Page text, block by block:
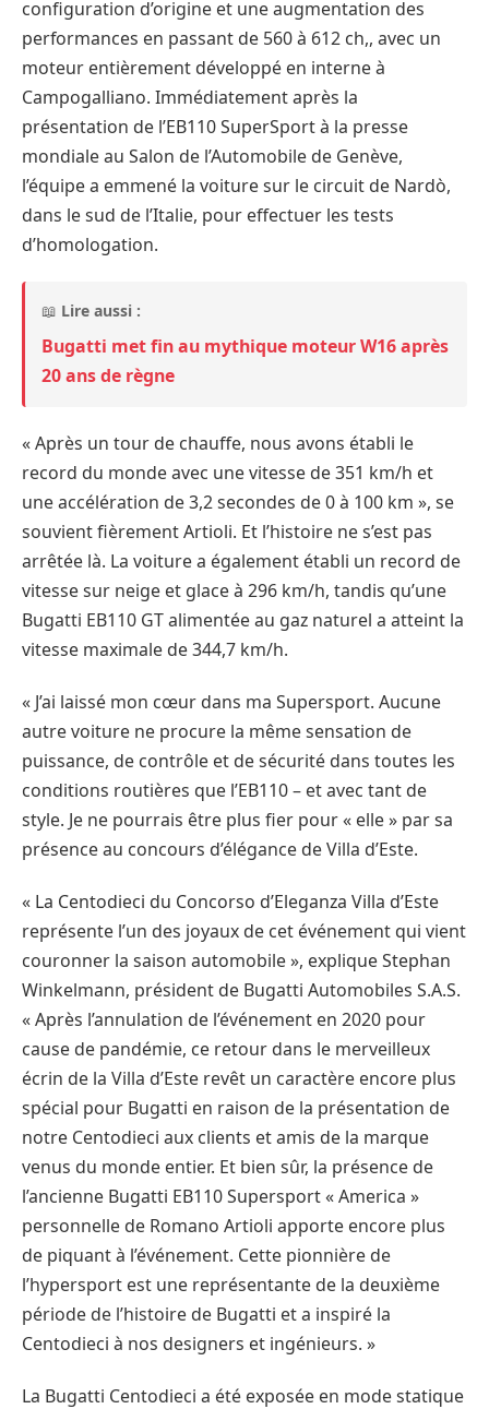
configuration d’origine et une augmentation des
performances en passant de 560 à 612 ch,, avec un
moteur entièrement développé en interne à
Campogalliano. Immédiatement après la
présentation de l’EB110 SuperSport à la presse
mondiale au Salon de l’Automobile de Genève,
l’équipe a emmené la voiture sur le circuit de Nardò,
dans le sud de l’Italie, pour effectuer les tests
d’homologation.
📖 Lire aussi :
Bugatti met fin au mythique moteur W16 après
20 ans de règne
« Après un tour de chauffe, nous avons établi le
record du monde avec une vitesse de 351 km/h et
une accélération de 3,2 secondes de 0 à 100 km », se
souvient fièrement Artioli. Et l’histoire ne s’est pas
arrêtée là. La voiture a également établi un record de
vitesse sur neige et glace à 296 km/h, tandis qu’une
Bugatti EB110 GT alimentée au gaz naturel a atteint la
vitesse maximale de 344,7 km/h.
« J’ai laissé mon cœur dans ma Supersport. Aucune
autre voiture ne procure la même sensation de
puissance, de contrôle et de sécurité dans toutes les
conditions routières que l’EB110 – et avec tant de
style. Je ne pourrais être plus fier pour « elle » par sa
présence au concours d’élégance de Villa d’Este.
« La Centodieci du Concorso d’Eleganza Villa d’Este
représente l’un des joyaux de cet événement qui vient
couronner la saison automobile », explique Stephan
Winkelmann, président de Bugatti Automobiles S.A.S.
« Après l’annulation de l’événement en 2020 pour
cause de pandémie, ce retour dans le merveilleux
écrin de la Villa d’Este revêt un caractère encore plus
spécial pour Bugatti en raison de la présentation de
notre Centodieci aux clients et amis de la marque
venus du monde entier. Et bien sûr, la présence de
l’ancienne Bugatti EB110 Supersport « America »
personnelle de Romano Artioli apporte encore plus
de piquant à l’événement. Cette pionnière de
l’hypersport est une représentante de la deuxième
période de l’histoire de Bugatti et a inspiré la
Centodieci à nos designers et ingénieurs. »
La Bugatti Centodieci a été exposée en mode statique